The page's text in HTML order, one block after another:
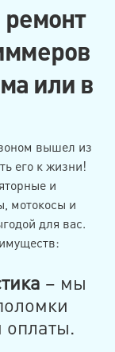
или в
вышел из
его к жизни!
и
мотокосы и
для вас.
– мы
оплаты.